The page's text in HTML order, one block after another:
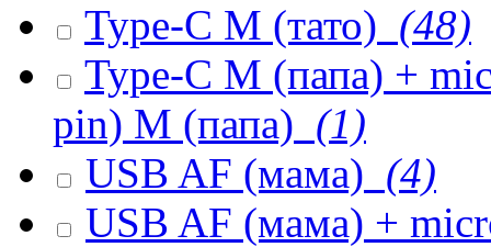
Type-C M (тато) (48)
Type-C M (папа) +
pin) M (папа) (1)
USB AF (мама) (4)
USB AF (мама) +